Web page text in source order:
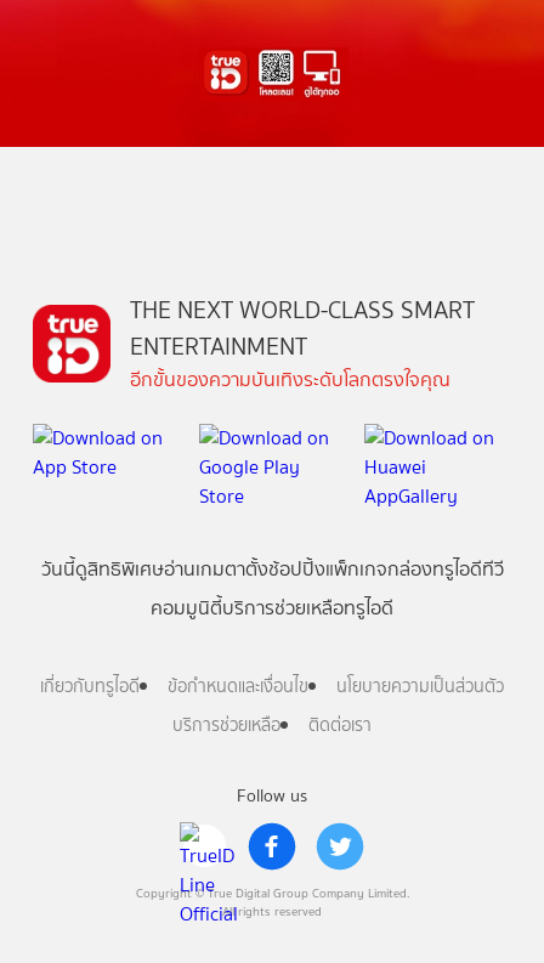
Follow us
Copyright © True Digital Group Company Limited.
All rights reserved
THE NEXT WORLD-CLASS SMART
ENTERTAINMENT
อีกขั้นของความบันเทิงระดับโลกตรงใจคุณ
วันนี้ดูสิทธิพิเศษอ่านเกมตาตั้งช้อปปิ้งแพ็กเกจกล่องทรูไอดีทีวี
คอมมูนิตี้บริการช่วยเหลือทรูไอดี
เกี่ยวกับทรูไอดี ข้อกำหนดและเงื่อนไข
นโยบายความเป็นส่วนตัว
บริการช่วยเหลือ
ติดต่อเรา